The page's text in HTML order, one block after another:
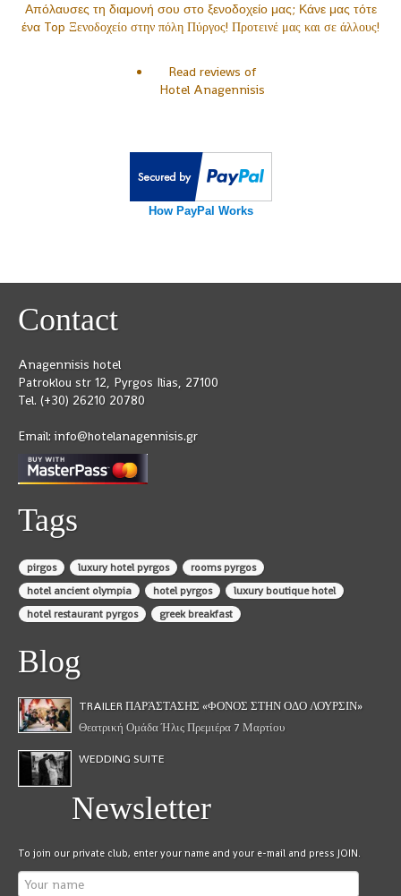
Απόλαυσες τη διαμονή σου στο ξενοδοχείο μας; Κάνε μας τότε
ένα Top Ξενοδοχείο στην πόλη Πύργος! Προτεινέ μας και σε άλλους!
Read reviews of
Hotel Anagennisis
How PayPal Works
Contact
Anagennisis hotel
Patroklou str 12, Pyrgos Ilias, 27100
Tel. (+30) 26210 20780
Email:info@hotelanagennisis.gr
Tags
pirgos luxury hotel pyrgos
rooms pyrgos
hotel ancient olympia
hotel pyrgos
luxury boutique hotel
hotel restaurant pyrgos
greek breakfast
Blog
TRAILER ΠΑΡΆΣΤΑΣΗΣ «ΦΟΝΟΣ ΣΤΗΝ ΟΔΟ ΛΟΥΡΣΙΝ»
Θεατρική Ομάδα Ήλις Πρεμιέρα 7 Μαρτίου
WEDDING SUITE
Newsletter
To join our private club, enter your name and your e-mail and press JOIN.